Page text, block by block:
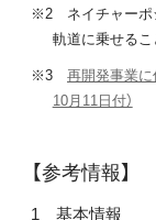
※2 ネイチャーポ
軌道に乗せるこ
※3 再開発事業
10月11日付）
【参考情報】
基本情報